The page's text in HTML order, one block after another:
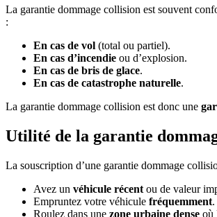
La garantie dommage collision est souvent
:
En cas de vol (total ou partiel).
En cas d’incendie ou d’explosion.
En cas de bris de glace.
En cas de catastrophe naturelle.
La garantie dommage collision est donc une
Utilité de la garantie
La souscription d’une garantie dommage
Avez un véhicule récent ou de valeur
Empruntez votre véhicule fréquemment.
Roulez dans une zone urbaine dense où